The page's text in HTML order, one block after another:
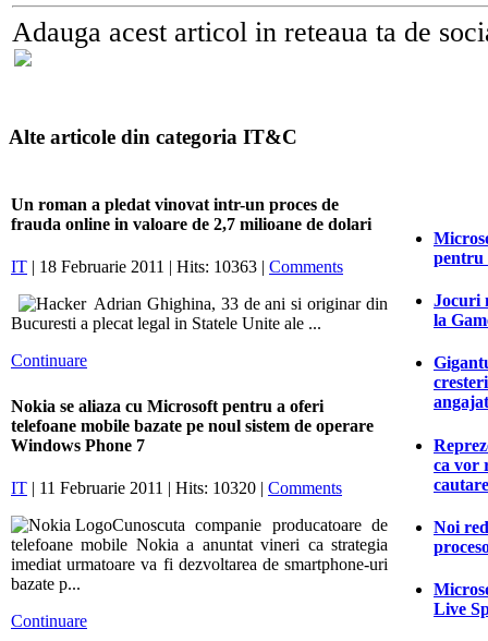
Adauga acest articol in reteaua ta de
Alte articole din categoria IT&C
Un roman a pledat vinovat intr-un proces de
frauda online in valoare de 2,7 milioane de dolari
IT | 18 Februarie 2011 | Hits: 10363 | Comments
Adrian Ghighina, 33 de ani si originar din
Bucuresti a plecat legal in Statele Unite ale ...
Continuare
Nokia se aliaza cu Microsoft pentru a oferi
telefoane mobile bazate pe noul sistem de operare
Windows Phone 7
IT | 11 Februarie 2011 | Hits: 10320 | Comments
Cunoscuta companie producatoare de
telefoane mobile Nokia a anuntat vineri ca strategia
imediat urmatoare va fi dezvoltarea de smartphone-uri
bazate p...
Continuare
pentru
Jocuri
la
ca vor
Noi
Live